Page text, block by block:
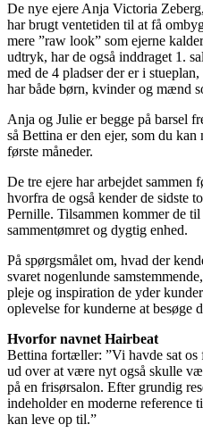
De nye ejere Anja Victoria
har brugt ventetiden til at få
mere ”raw look” som ejerne
udtryk, har de også inddraget 1.
med de 4 pladser der er i
har både børn, kvinder og mænd
Anja og Julie er begge på barsel
så Bettina er den ejer, som du kan
første måneder.
De tre ejere har arbejdet sammen
hvorfra de også kender de sidste
Pernille. Tilsammen kommer de til
sammentømret og dygtig enhed.
På spørgsmålet om, hvad der
svaret nogenlunde
pleje og inspiration de yder
oplevelse for kunderne at besøge
Hvorfor navnet Hairbeat
Bettina fortæller: ”Vi havde sat
ud over at være nyt også skulle
på en frisørsalon. Efter grundig
indeholder en moderne reference
kan leve op til.”